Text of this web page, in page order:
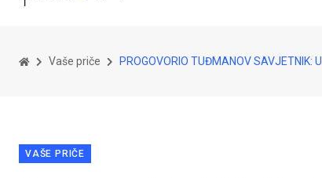
Vaše priče PROGOVORIO TUĐMANOV
VAŠE PRIČE